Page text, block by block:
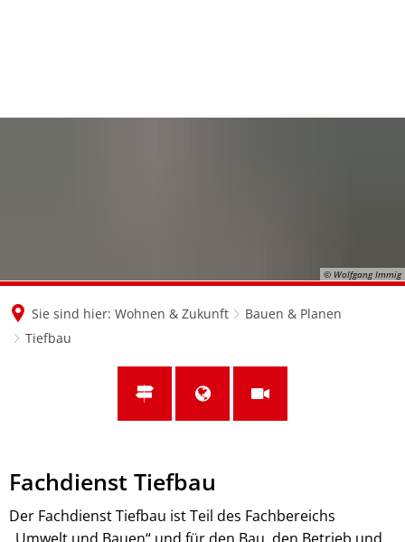
de
© Wolfgang Immig
Sie sind hier: Wohnen & Zukunft
Bauen & Planen
Tiefbau
Fachdienst Tiefbau
Der Fachdienst Tiefbau ist Teil des Fachbereichs